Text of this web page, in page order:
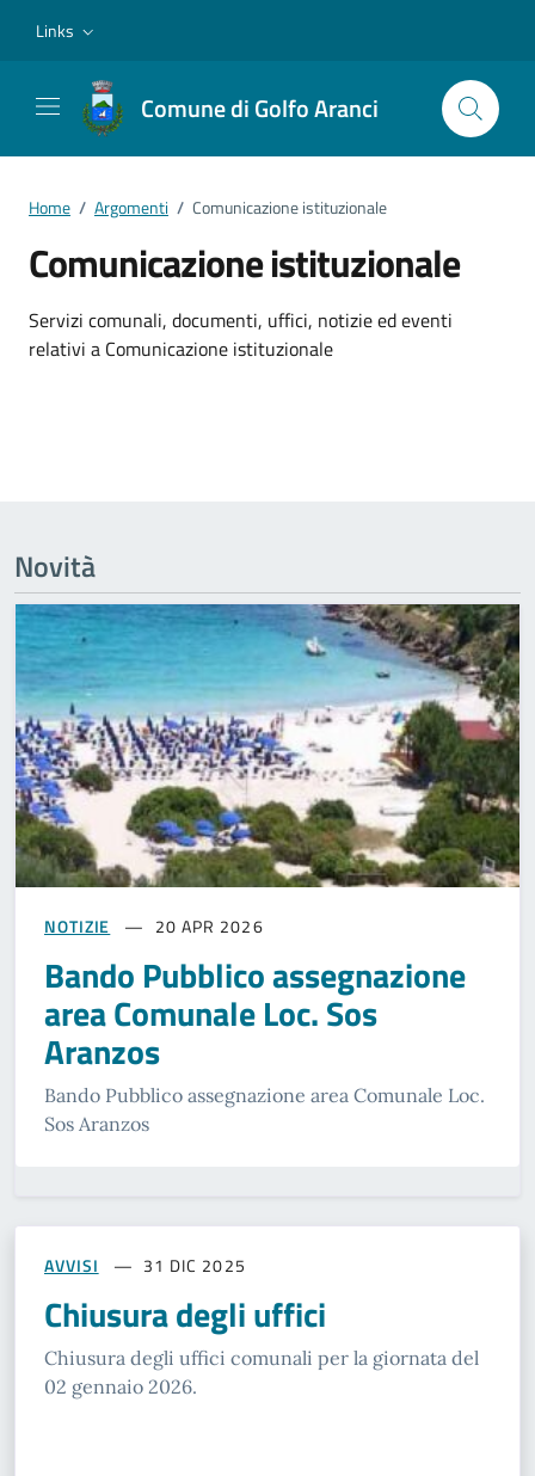
Links
Comune di Golfo Aranci
Home / Argomenti / Comunicazione istituzionale
Comunicazione istituzionale
Dettagli dell'argomento
Servizi comunali, documenti, uffici, notizie ed eventi
relativi a Comunicazione istituzionale
Novità
NOTIZIE 20 APR 2026
Bando Pubblico assegnazione
area Comunale Loc. Sos
Aranzos
Bando Pubblico assegnazione area Comunale Loc.
Sos Aranzos
AVVISI 31 DIC 2025
Chiusura degli uffici
Chiusura degli uffici comunali per la giornata del
02 gennaio 2026.